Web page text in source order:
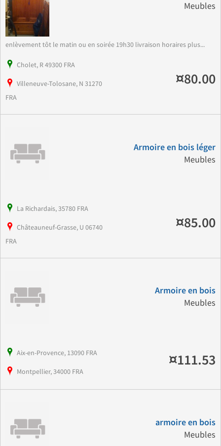
Meubles
enlèvement tôt le matin ou en soirée 19h30 livraison horaires plus...
Cholet, R 49300 FRA
Villeneuve-Tolosane, N 31270
FRA
¤80.00
Armoire en bois léger
Meubles
La Richardais, 35780 FRA
Châteauneuf-Grasse, U 06740
FRA
¤85.00
Armoire en bois
Meubles
Aix-en-Provence, 13090 FRA
Montpellier, 34000 FRA
¤111.53
armoire en bois
Meubles